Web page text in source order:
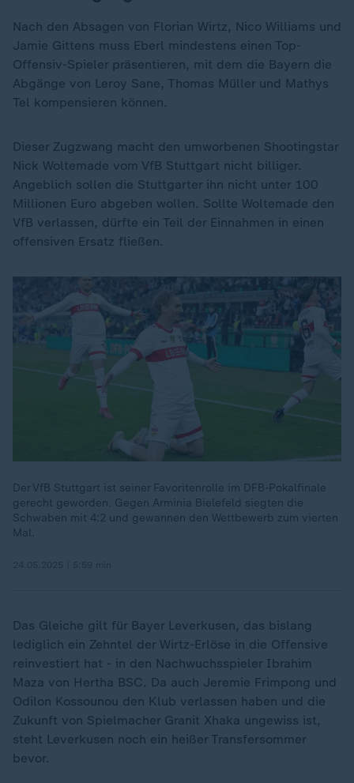
Nach den Absagen von Florian Wirtz, Nico Williams und
Jamie Gittens muss Eberl mindestens einen Top-
Offensiv-Spieler präsentieren, mit dem die Bayern die
Abgänge von Leroy Sane, Thomas Müller und Mathys
Tel kompensieren können.
Dieser Zugzwang macht den umworbenen Shootingstar
Nick Woltemade vom VfB Stuttgart nicht billiger.
Angeblich sollen die Stuttgarter ihn nicht unter 100
Millionen Euro abgeben wollen. Sollte Woltemade den
VfB verlassen, dürfte ein Teil der Einnahmen in einen
offensiven Ersatz fließen.
Der VfB Stuttgart ist seiner Favoritenrolle im DFB-Pokalfinale
gerecht geworden. Gegen Arminia Bielefeld siegten die
Schwaben mit 4:2 und gewannen den Wettbewerb zum vierten
Mal.
Das Gleiche gilt für Bayer Leverkusen, das bislang
lediglich ein Zehntel der Wirtz-Erlöse in die Offensive
reinvestiert hat - in den Nachwuchsspieler Ibrahim
Maza von Hertha BSC. Da auch Jeremie Frimpong und
Odilon Kossounou den Klub verlassen haben und die
Zukunft von Spielmacher Granit Xhaka ungewiss ist,
steht Leverkusen noch ein heißer Transfersommer
bevor.